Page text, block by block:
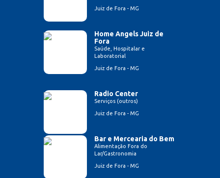
Juiz de Fora - MG
Home Angels Juiz de
Fora
Saúde, Hospitalar e
Laboratorial
Juiz de Fora - MG
Radio Center
Serviços (outros)
Juiz de Fora - MG
Bar e Mercearia do Bem
Alimentação Fora do
Lar/Gastronomia
Juiz de Fora - MG